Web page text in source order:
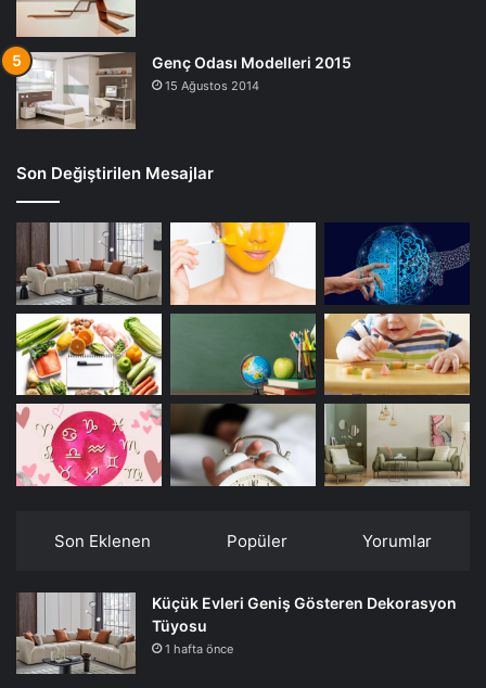
Genç Odası Modelleri 2015
15 Ağustos 2014
Son Değiştirilen Mesajlar
Son Eklenen Popüler Yorumlar
Küçük Evleri Geniş Gösteren Dekorasyon
Tüyosu
1 hafta önce